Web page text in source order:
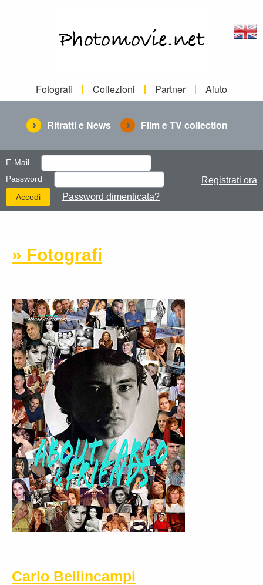
Fotografi Collezioni Partner Aiuto
Ritratti e News Film e TV collection
E-Mail
Password
Password dimenticata?
Registrati ora
» Fotografi
Carlo Bellincampi